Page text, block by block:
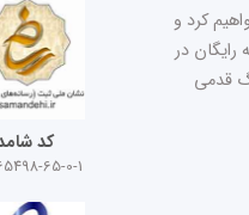
کرد و
در
قدمی
کد
65-0-1